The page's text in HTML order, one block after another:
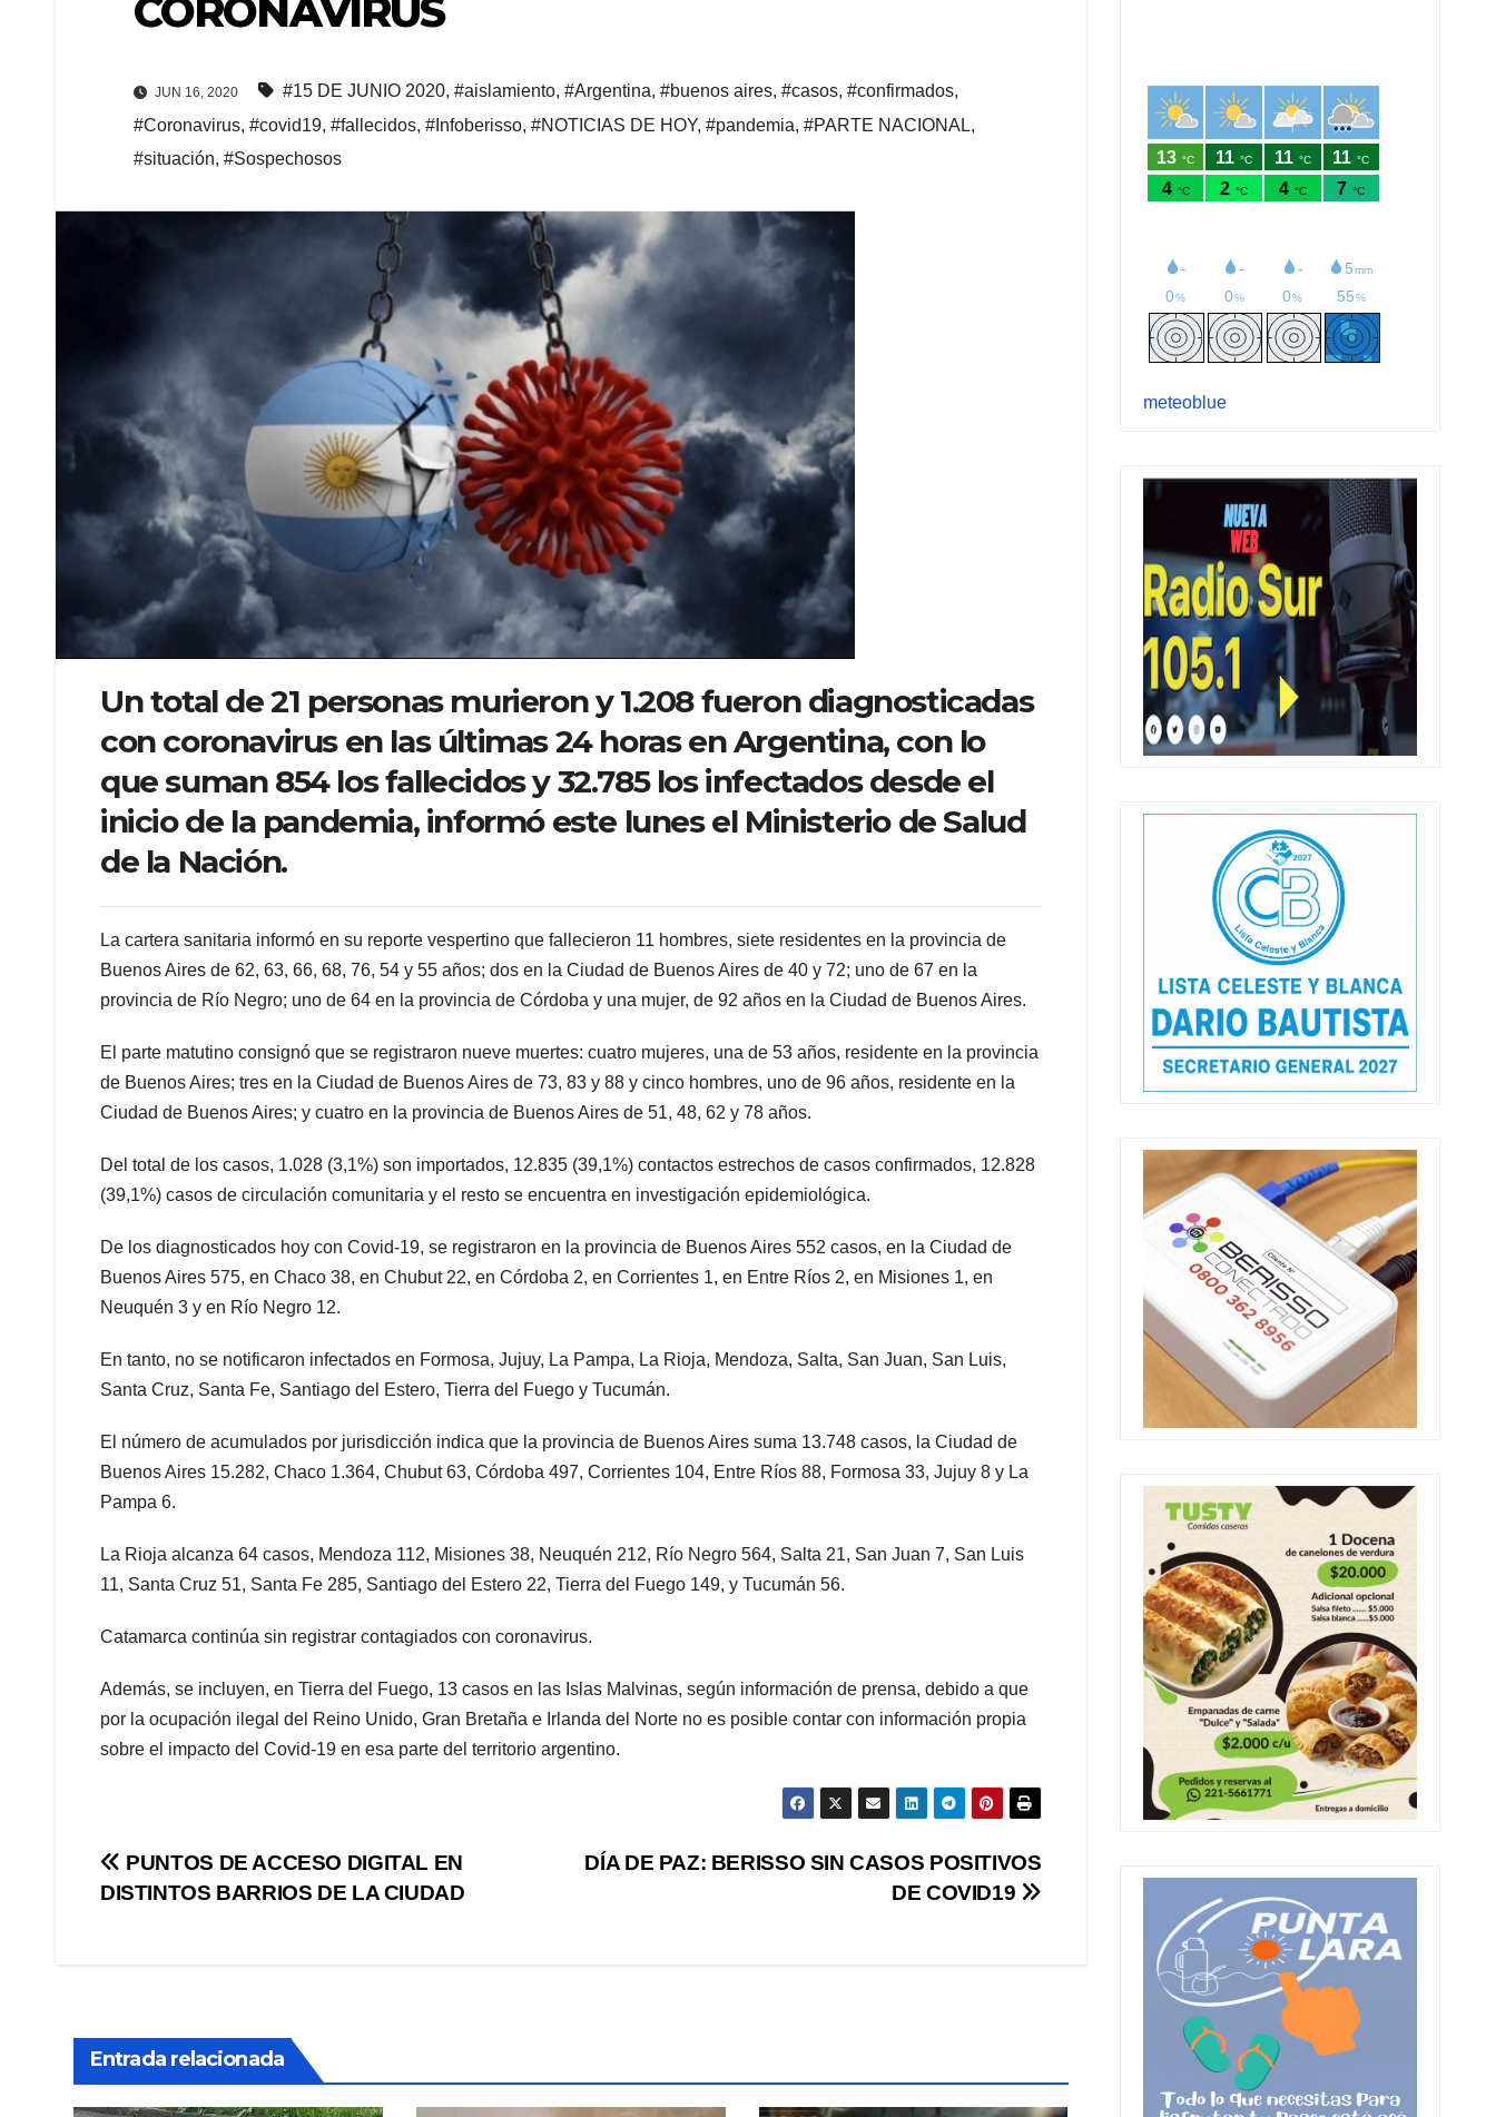
CORONAVIRUS
JUN 16, 2020 #15 DE JUNIO 2020, #aislamiento, #Argentina, #buenos aires, #casos, #confirmados,
#Coronavirus, #covid19, #fallecidos, #Infoberisso, #NOTICIAS DE HOY, #pandemia, #PARTE NACIONAL,
#situación, #Sospechosos
Un total de 21 personas murieron y 1.208 fueron diagnosticadas
con coronavirus en las últimas 24 horas en Argentina, con lo
que suman 854 los fallecidos y 32.785 los infectados desde el
inicio de la pandemia, informó este lunes el Ministerio de Salud
de la Nación.
La cartera sanitaria informó en su reporte vespertino que fallecieron 11 hombres, siete residentes en la provincia de
Buenos Aires de 62, 63, 66, 68, 76, 54 y 55 años; dos en la Ciudad de Buenos Aires de 40 y 72; uno de 67 en la
provincia de Río Negro; uno de 64 en la provincia de Córdoba y una mujer, de 92 años en la Ciudad de Buenos Aires.
El parte matutino consignó que se registraron nueve muertes: cuatro mujeres, una de 53 años, residente en la provincia
de Buenos Aires; tres en la Ciudad de Buenos Aires de 73, 83 y 88 y cinco hombres, uno de 96 años, residente en la
Ciudad de Buenos Aires; y cuatro en la provincia de Buenos Aires de 51, 48, 62 y 78 años.
Del total de los casos, 1.028 (3,1%) son importados, 12.835 (39,1%) contactos estrechos de casos confirmados, 12.828
(39,1%) casos de circulación comunitaria y el resto se encuentra en investigación epidemiológica.
De los diagnosticados hoy con Covid-19, se registraron en la provincia de Buenos Aires 552 casos, en la Ciudad de
Buenos Aires 575, en Chaco 38, en Chubut 22, en Córdoba 2, en Corrientes 1, en Entre Ríos 2, en Misiones 1, en
Neuquén 3 y en Río Negro 12.
En tanto, no se notificaron infectados en Formosa, Jujuy, La Pampa, La Rioja, Mendoza, Salta, San Juan, San Luis,
Santa Cruz, Santa Fe, Santiago del Estero, Tierra del Fuego y Tucumán.
El número de acumulados por jurisdicción indica que la provincia de Buenos Aires suma 13.748 casos, la Ciudad de
Buenos Aires 15.282, Chaco 1.364, Chubut 63, Córdoba 497, Corrientes 104, Entre Ríos 88, Formosa 33, Jujuy 8 y La
Pampa 6.
La Rioja alcanza 64 casos, Mendoza 112, Misiones 38, Neuquén 212, Río Negro 564, Salta 21, San Juan 7, San Luis
11, Santa Cruz 51, Santa Fe 285, Santiago del Estero 22, Tierra del Fuego 149, y Tucumán 56.
Catamarca continúa sin registrar contagiados con coronavirus.
Además, se incluyen, en Tierra del Fuego, 13 casos en las Islas Malvinas, según información de prensa, debido a que
por la ocupación ilegal del Reino Unido, Gran Bretaña e Irlanda del Norte no es posible contar con información propia
sobre el impacto del Covid-19 en esa parte del territorio argentino.
Navegación
DÍA DE PAZ: BERISSO SIN CASOS POSITIVOS
DE COVID19
PUNTOS DE ACCESO DIGITAL EN
DISTINTOS BARRIOS DE LA CIUDAD
Entrada relacionada
meteoblue